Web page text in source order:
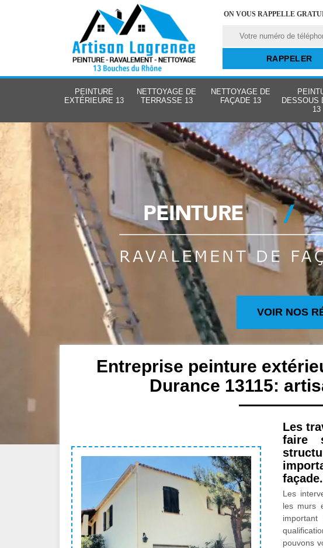
ON VOUS RAPPELLE
PEINTURE
EXTÉRIEURE 13
NETTOYAGE DE
TERRASSE 13
NETTOYAGE DE
FAÇADE 13
DESSOUS
13
VOIR NOS
Entreprise peinture
Durance 13115:
Les
faire
Les
les murs
pouvons